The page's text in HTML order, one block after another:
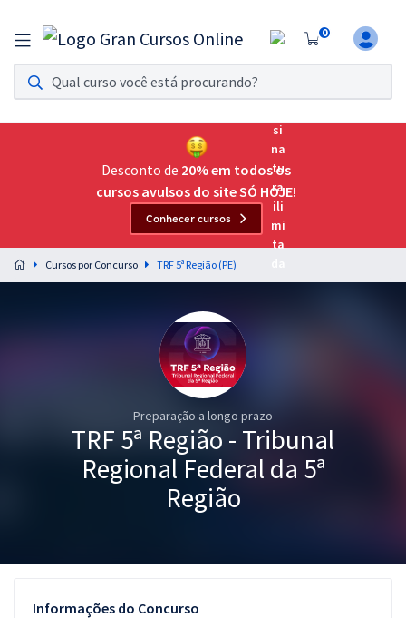
0
Assinatura Ilimitada 11
Acesso a todos os cursos. Teste grátis por 7 dias!
Assinatura OAB Até Passar
Acesso ilimitado a toda preparação para o Exame da
Preparação completa e intensiva para as principais
residências em saúde do Brasil
Graduação
Desconto de 20% em todos os
cursos avulsos do site SÓ HOJE!
Conhecer cursos
Cursos por Concurso TRF 5ª Região (PE)
Preparação a longo prazo
TRF 5ª Região - Tribunal
Regional Federal da 5ª
Região
Informações do Concurso